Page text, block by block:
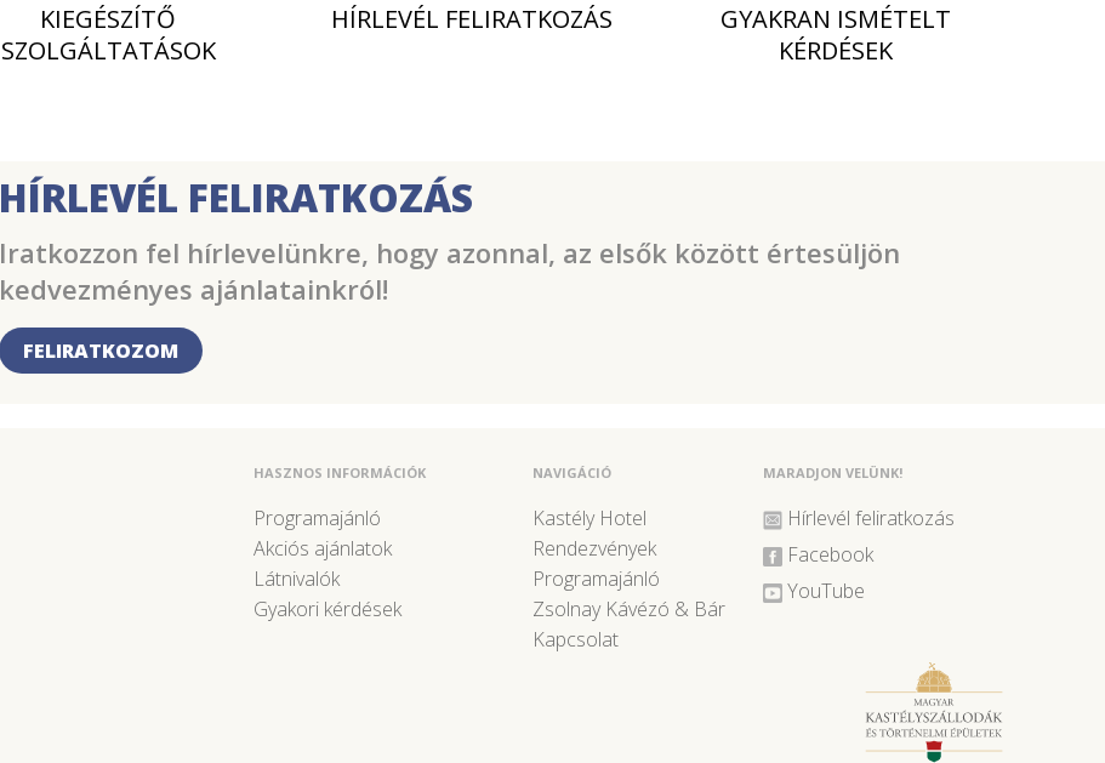
KIEGÉSZÍTŐ
SZOLGÁLTATÁSOK
HÍRLEVÉL FELIRATKOZÁS
GYAKRAN ISMÉTELT
KÉRDÉSEK
HÍRLEVÉL FELIRATKOZÁS
Iratkozzon fel hírlevelünkre, hogy azonnal, az elsők között értesüljön
kedvezményes ajánlatainkról!
FELIRATKOZOM
HASZNOS INFORMÁCIÓK
Programajánló
Akciós ajánlatok
Látnivalók
Gyakori kérdések
NAVIGÁCIÓ
Kastély Hotel
Rendezvények
Programajánló
Zsolnay Kávézó & Bár
Kapcsolat
MARADJON VELÜNK!
Hírlevél feliratkozás
Facebook
YouTube